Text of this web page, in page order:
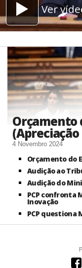
Ver
Orçamento
4 Novembro 2024
Orçamento do
Audição ao
Audição do
PCP confronta
Inovação​
PCP questiona